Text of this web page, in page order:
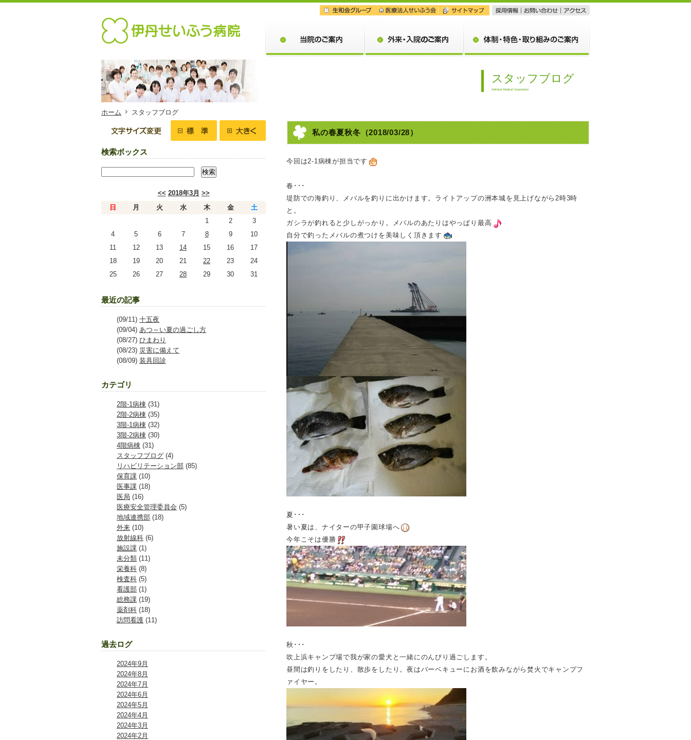
スタッフブログ
Seifukai Medical Corporation
ホーム スタッフブログ
私の春夏秋冬（2018/03/28）
今回は2-1病棟が担当です
春･･･
堤防での海釣り、メバルを釣りに出かけます。ライトアップの洲本城を見上げながら2時3時
と。
ガシラが釣れると少しがっかり。メバルのあたりはやっぱり最高
自分で釣ったメバルの煮つけを美味しく頂きます
夏･･･
暑い夏は、ナイターの甲子園球場へ
今年こそは優勝
秋･･･
吹上浜キャンプ場で我が家の愛犬と一緒にのんびり過ごします。
昼間は釣りをしたり、散歩をしたり。夜はバーベキューにお酒を飲みながら焚火でキャンプフ
ァイヤー。
検索ボックス
<< 2018年3月 >>
日
月 火 水 木 金
土
1
2
3
4
5 6 7 8 9
10
11
12 13 14 15 16
17
18
19 20 21 22 23
24
25
26 27 28 29 30 31
最近の記事
(09/11) 十五夜
(09/04) あつ～い夏の過ごし方
(08/27) ひまわり
(08/23) 災害に備えて
(08/09) 装具回診
カテゴリ
2階-1病棟 (31)
2階-2病棟 (35)
3階-1病棟 (32)
3階-2病棟 (30)
4階病棟 (31)
スタッフブログ (4)
リハビリテーション部 (85)
保育課 (10)
医事課 (18)
医局 (16)
医療安全管理委員会 (5)
地域連携部 (18)
外来 (10)
放射線科 (6)
施設課 (1)
未分類 (11)
栄養科 (8)
検査科 (5)
看護部 (1)
総務課 (19)
薬剤科 (18)
訪問看護 (11)
過去ログ
2024年9月
2024年8月
2024年7月
2024年6月
2024年5月
2024年4月
2024年3月
2024年2月